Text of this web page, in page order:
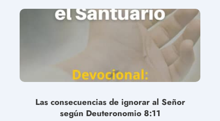
Las consecuencias de ignorar al Señor
según Deuteronomio 8:11